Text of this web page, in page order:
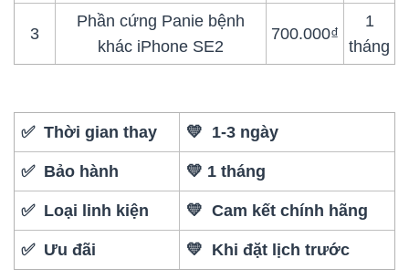
3
Phần cứng Panie bệnh
khác iPhone SE2
700.000₫
1
tháng
✅ Thời gian thay 💛 1-3 ngày
✅ Bảo hành 💛 1 tháng
✅ Loại linh kiện 💛 Cam kết chính hãng
✅ Ưu đãi 💛 Khi đặt lịch trước